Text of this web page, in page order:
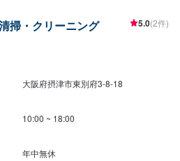
掃・クリーニング 5.0(2件)
大阪府摂津市東別府3-8-18
10:00 ~ 18:00
年中無休